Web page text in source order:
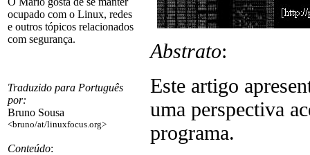
ocupado com o Linux, redes
e outros tópicos relacionados
com segurança.
Traduzido para Português
por:
Bruno Sousa
<bruno/at/linuxfocus.org>
Conteúdo:
Abstrato:
Este artigo
uma perspectiva
programa.